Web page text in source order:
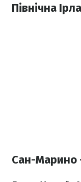
Північна
Сан-Марино